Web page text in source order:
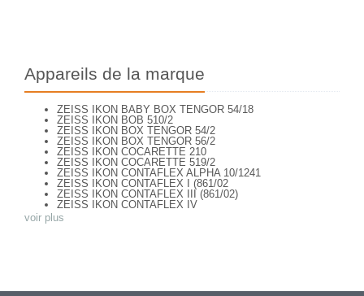
Appareils de la marque
ZEISS IKON BABY BOX TENGOR 54/18
ZEISS IKON BOB 510/2
ZEISS IKON BOX TENGOR 54/2
ZEISS IKON BOX TENGOR 56/2
ZEISS IKON COCARETTE 210
ZEISS IKON COCARETTE 519/2
ZEISS IKON CONTAFLEX ALPHA 10/1241
ZEISS IKON CONTAFLEX I (861/02
ZEISS IKON CONTAFLEX III (861/02)
ZEISS IKON CONTAFLEX IV
ZEISS IKON CONTAFLEX PRIMA
ZEISS IKON CONTAREX BULLS EYE (10.2401)
voir plus